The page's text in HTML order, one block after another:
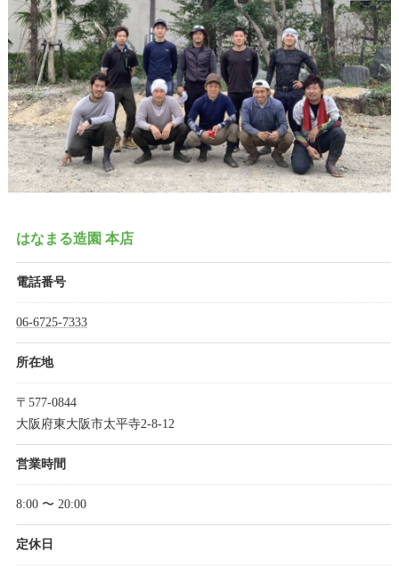
はなまる造園 本店
電話番号
06-6725-7333
所在地
〒577-0844
大阪府東大阪市太平寺2-8-12
営業時間
8:00 〜 20:00
定休日